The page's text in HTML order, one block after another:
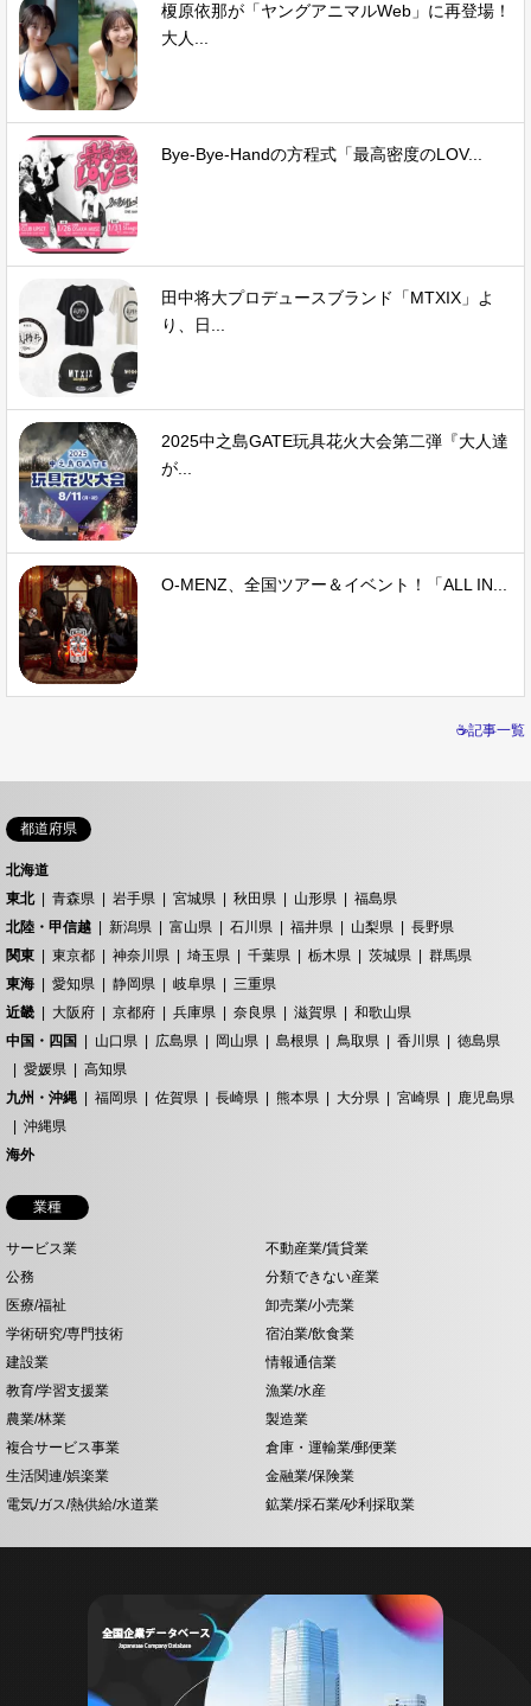
榎原依那が「ヤングアニマルWeb」に再登場！
大人...
Bye-Bye-Handの方程式「最高密度のLOV...
田中将大プロデュースブランド「MTXIX」よ
り、日...
2025中之島GATE玩具花火大会第二弾『大人達
が...
O-MENZ、全国ツアー＆イベント！「ALL IN...
☕記事一覧
都道府県
北海道
東北
青森県 岩手県 宮城県 秋田県 山形県
福島県
北陸・甲信越
新潟県 富山県 石川県 福井県 山梨県
長野県
関東
東京都 神奈川県 埼玉県 千葉県 栃木県 茨城県
群馬県
東海
愛知県 静岡県 岐阜県
三重県
近畿
大阪府 京都府 兵庫県 奈良県 滋賀県
和歌山県
中国・四国
山口県 広島県 岡山県 島根県 鳥取県 香川県
徳島県
愛媛県
高知県
九州・沖縄
福岡県 佐賀県 長崎県 熊本県 大分県 宮崎県
鹿児島県
沖縄県
海外
業種
サービス業
不動産業/賃貸業
公務
分類できない産業
医療/福祉
卸売業/小売業
学術研究/専門技術
宿泊業/飲食業
建設業
情報通信業
教育/学習支援業
漁業/水産
農業/林業
製造業
複合サービス事業
倉庫・運輸業/郵便業
生活関連/娯楽業
金融業/保険業
電気/ガス/熱供給/水道業
鉱業/採石業/砂利採取業